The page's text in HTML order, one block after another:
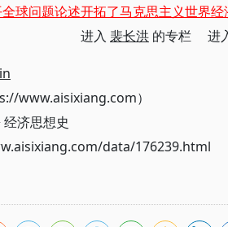
球问题论述开拓了马克思主义世界
进入 裴长洪 的专栏 进
www.aisixiang.com）
经济思想史
data/176239.html